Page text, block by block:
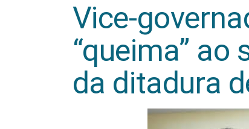
Vice-
“queima” ao
da ditadura